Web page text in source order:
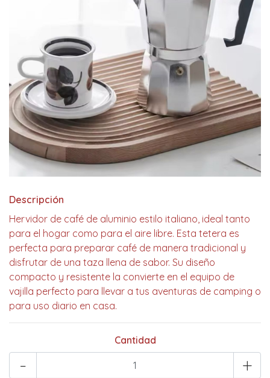
Descripción
Hervidor de café de aluminio estilo italiano, ideal tanto
para el hogar como para el aire libre. Esta tetera es
perfecta para preparar café de manera tradicional y
disfrutar de una taza llena de sabor. Su diseño
compacto y resistente la convierte en el equipo de
vajilla perfecto para llevar a tus aventuras de camping o
para uso diario en casa.
Cantidad
+
-